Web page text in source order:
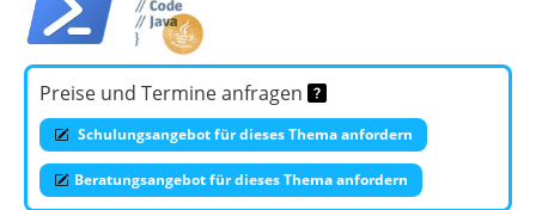
Preise und Termine anfragen
Schulungsangebot für dieses Thema anfordern
Beratungsangebot für dieses Thema anfordern